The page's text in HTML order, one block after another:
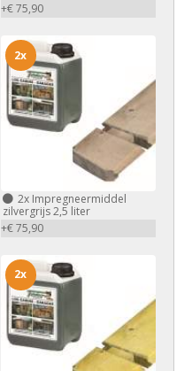
+€ 75,90
2xImpregneermiddel
zilvergrijs 2,5 liter
+€ 75,90
2x
2x